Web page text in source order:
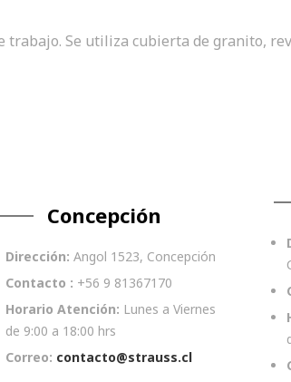
trabajo. Se utiliza cubierta de granito,
Concepción
Dirección: Angol 1523, Concepción
Contacto : +56 9 81367170
Horario Atención: Lunes a Viernes
de 9:00 a 18:00 hrs
Correo: contacto@strauss.cl